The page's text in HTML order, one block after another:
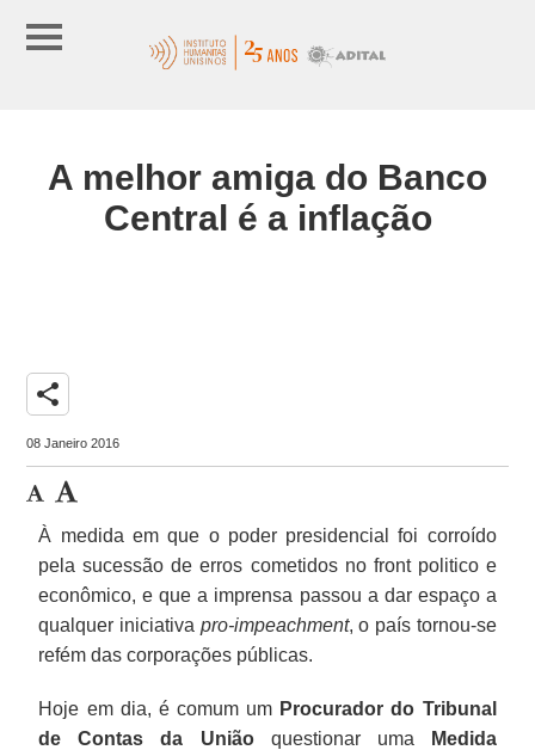
A melhor amiga do Banco
Central é a inflação
share
08 Janeiro 2016
À medida em que o poder presidencial foi corroído
pela sucessão de erros cometidos no front politico e
econômico, e que a imprensa passou a dar espaço a
qualquer iniciativa pro-impeachment, o país tornou-se
refém das corporações públicas.
Hoje em dia, é comum um Procurador do Tribunal
de Contas da Uniãoquestionar uma
Medida